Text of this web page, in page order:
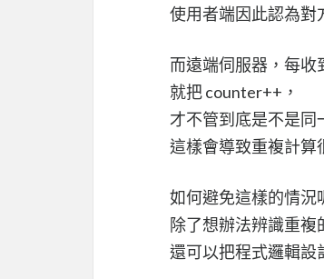
使用者端因此認為對
而遠端伺服器，每收
就把 counter++，
才不管到底是不是同
這樣會導致重複計算
如何避免這樣的情況
除了想辦法辨識重複
還可以把程式邏輯設